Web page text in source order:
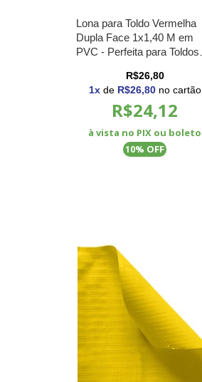
Lona para Toldo Vermelha
Dupla Face 1x1,40 M em
PVC - Perfeita para Toldos
R$26,80
1xde R$26,80no cartão
R$24,12
à vista no PIX ou boleto
10% OFF